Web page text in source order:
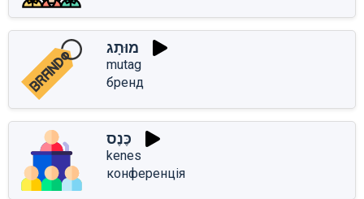
מוּתָג
mutag
бренд
כֶּנֶס
kenes
конференція